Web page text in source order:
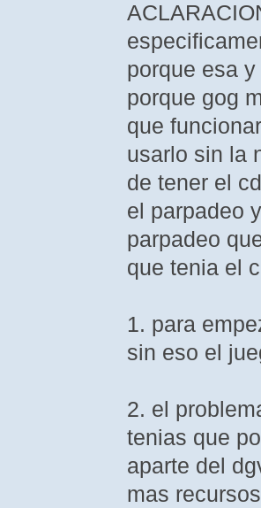
porque esa
porque gog
que
usarlo sin la
de tener el
el parpadeo
parpadeo
que tenia el
1. para
sin eso el
2. el
tenias que
aparte del
mas